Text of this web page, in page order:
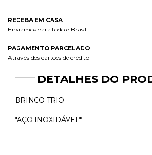
RECEBA EM CASA
Enviamos para todo o Brasil
PAGAMENTO PARCELADO
Através dos cartões de crédito
DETALHES DO
BRINCO TRIO
*AÇO INOXIDÁVEL*